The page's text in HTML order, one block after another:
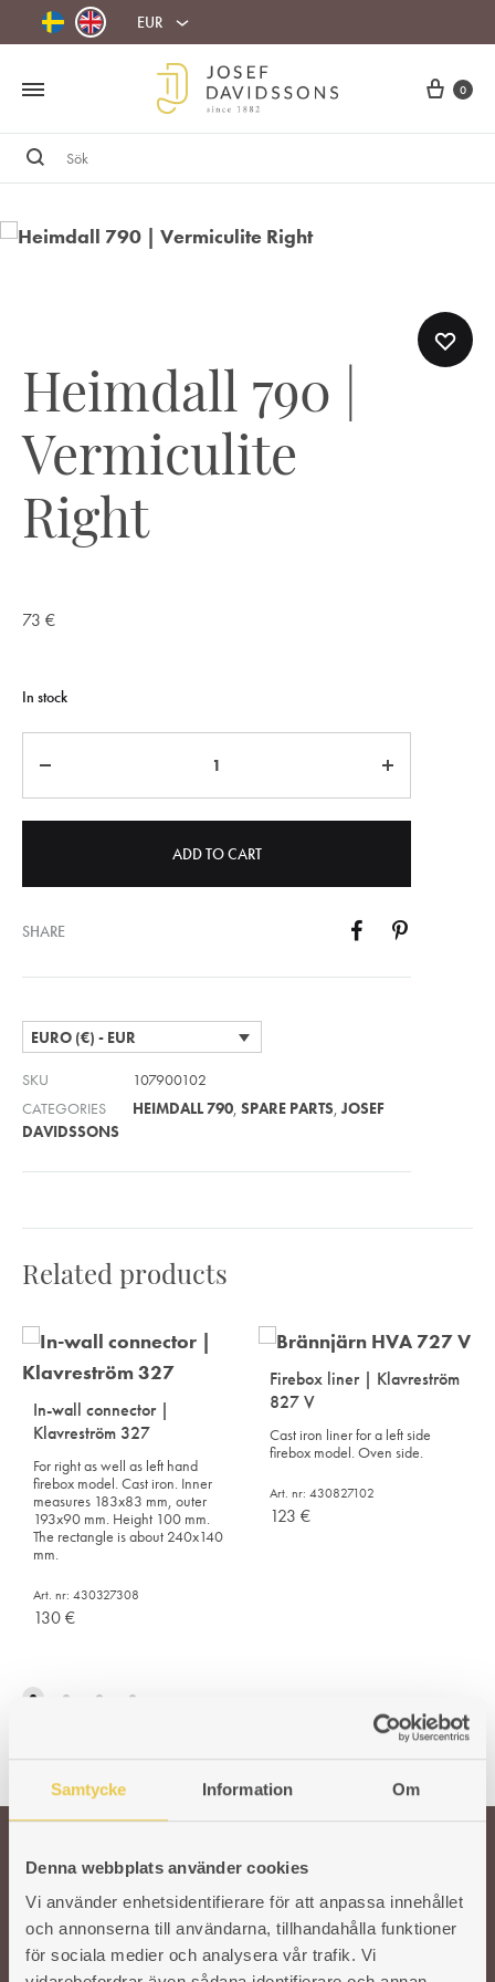
Samtycke Information Om
Denna webbplats använder cookies
Vi använder enhetsidentifierare för att anpassa innehållet
och annonserna till användarna, tillhandahålla funktioner
för sociala medier och analysera vår trafik. Vi
EUR
Cart
0
Sök
Heimdall 790 |
Vermiculite
Right
73 €
In stock
ADD TO CART
SHARE
EURO (€) - EUR
SKU
107900102
CATEGORIES
HEIMDALL 790 SPARE PARTS ,JOSEF
DAVIDSSONS
Related products
In-wall connector |
Klavreström 327
For right as well as left hand
firebox model. Cast iron. Inner
measures 183x83 mm, outer
193x90 mm. Height 100 mm.
The rectangle is about 240x140
mm.
Art. nr: 430327308
130€
Firebox liner | Klavreström
827 V
Cast iron liner for a left side
firebox model. Oven side.
Art. nr: 430827102
123 €
Welcome!
Our wish is to keep the Swedish tradition and craftsmanship around cast
iron stoves alive. To ensure the quality of our products, we work with